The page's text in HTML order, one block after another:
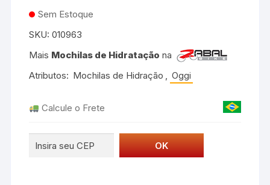
Sem Estoque
SKU:010963
Mais Mochilas de Hidratação na
Atributos: Mochilas de Hidração , Oggi
Calcule o Frete